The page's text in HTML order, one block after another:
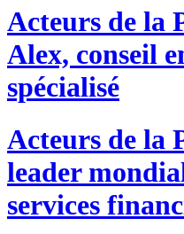
Acteurs de la
Alex, conseil
spécialisé
Acteurs de la
leader
services